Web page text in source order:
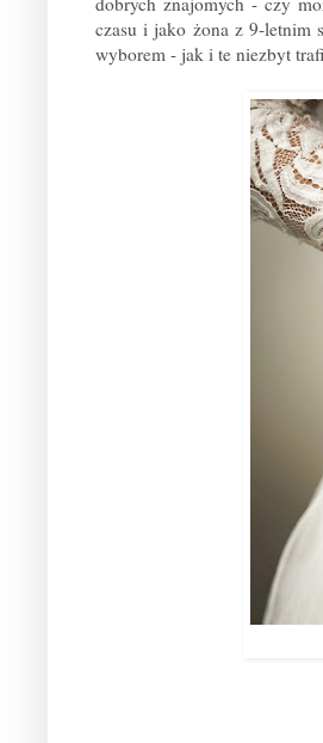
czasu i jako żona z 9-letnim
wyborem - jak i te niezbyt